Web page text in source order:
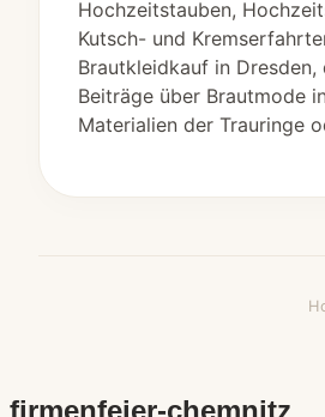
Hochzeitstauben,
Kutsch- und
Brautkleidkauf in
Beiträge über Brautmode
Materialien der Trauringe
firmenfeier-chemnitz